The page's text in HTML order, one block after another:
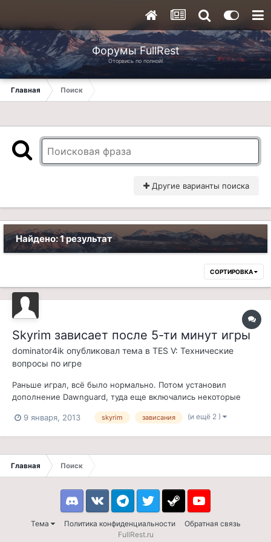
Форумы FullRest
Оторвись по полной!
Главная Поиск
Другие варианты поиска
Найдено: 1 результат
СОРТИРОВКА
Skyrim зависает после 5-ти минут игры
dominator4ik опубликовал тема в TES V: Технические
вопросы по игре
Раньше играл, всё было нормально. Потом установил
дополнение Dawnguard, туда еще включались некоторые
игра на высоких текстурах. Потом прописал в cmd.exe
9 января, 2013 skyrim зависания (и ещё 2 )
Главная Поиск
Тема Политика конфиденциальности Обратная связь
DiscordVK TelegramTwitter Steam Youtube
FullRest.ru